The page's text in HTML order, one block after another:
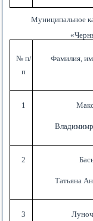
Муниципальное
№ п/
п
Фамилия,
1
2
Татьяна
3